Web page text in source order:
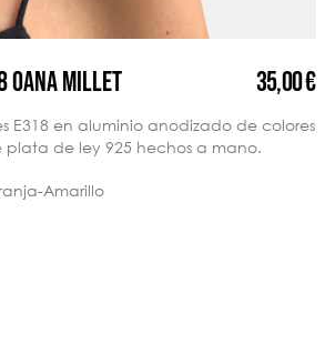
OANA MILLET 35,00 €
E318 en aluminio anodizado de colores
de ley 925 hechos a mano.
Amarillo